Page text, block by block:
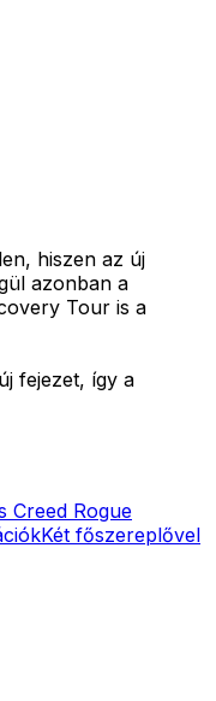
hiszen az új
azonban a
Tour is a
fejezet, így a
Creed Rogue
Két főszereplővel